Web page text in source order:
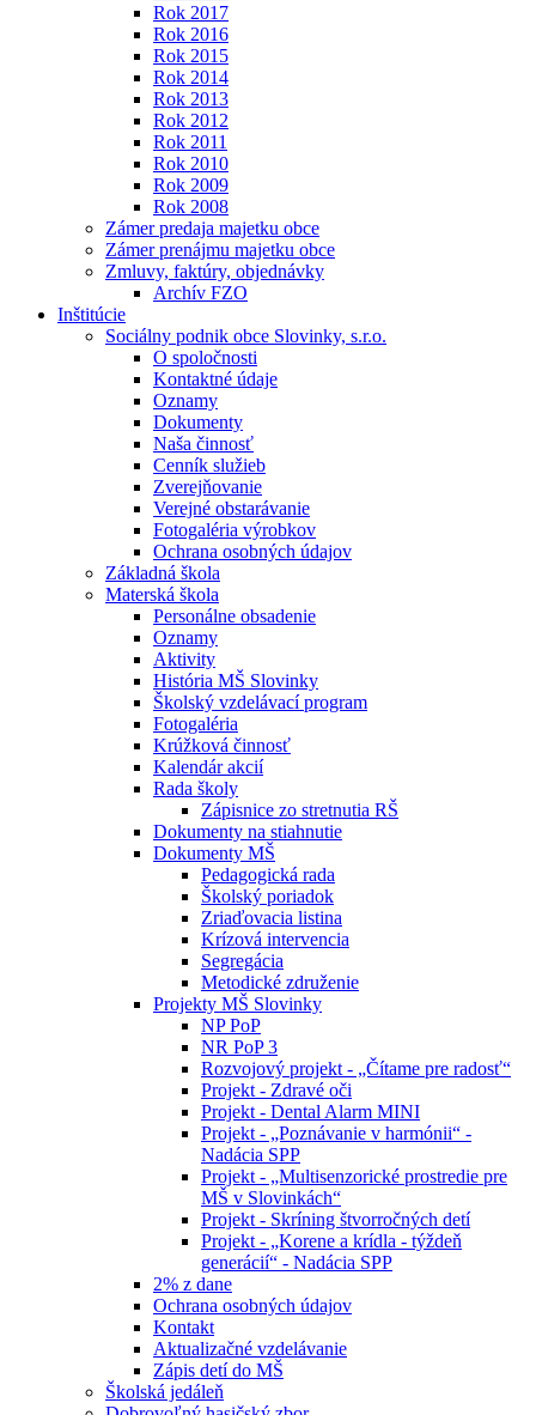
Rok 2017
Rok 2016
Rok 2015
Rok 2014
Rok 2013
Rok 2012
Rok 2011
Rok 2010
Rok 2009
Rok 2008
Zámer predaja majetku obce
Zámer prenájmu majetku obce
Zmluvy, faktúry, objednávky
Archív FZO
Inštitúcie
Sociálny podnik obce Slovinky, s.r.o.
O spoločnosti
Kontaktné údaje
Oznamy
Dokumenty
Naša činnosť
Cenník služieb
Zverejňovanie
Verejné obstarávanie
Fotogaléria výrobkov
Ochrana osobných údajov
Základná škola
Materská škola
Personálne obsadenie
Oznamy
Aktivity
História MŠ Slovinky
Školský vzdelávací program
Fotogaléria
Krúžková činnosť
Kalendár akcií
Rada školy
Zápisnice zo stretnutia RŠ
Dokumenty na stiahnutie
Dokumenty MŠ
Pedagogická rada
Školský poriadok
Zriaďovacia listina
Krízová intervencia
Segregácia
Metodické združenie
Projekty MŠ Slovinky
NP PoP
NR PoP 3
Rozvojový projekt - „Čítame pre radosť“
Projekt - Zdravé oči
Projekt - Dental Alarm MINI
Projekt - „Poznávanie v harmónii“ -
Nadácia SPP
Projekt - „Multisenzorické prostredie pre
MŠ v Slovinkách“
Projekt - Skríning štvorročných detí
Projekt - „Korene a krídla - týždeň
generácií“ - Nadácia SPP
2% z dane
Ochrana osobných údajov
Kontakt
Aktualizačné vzdelávanie
Zápis detí do MŠ
Školská jedáleň